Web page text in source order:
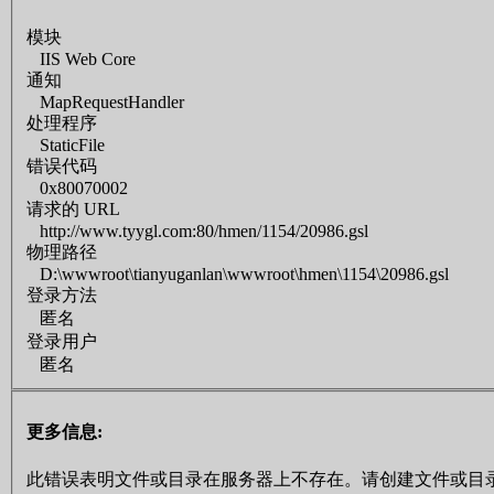
模块
IIS Web Core
通知
MapRequestHandler
处理程序
StaticFile
错误代码
0x80070002
请求的 URL
http://www.tyygl.com:80/hmen/1154/20986.gsl
物理路径
D:\wwwroot\tianyuganlan\wwwroot\hmen\1154\20986.gsl
登录方法
匿名
登录用户
匿名
更多信息:
此错误表明文件或目录在服务器上不存在。请创建文件或目